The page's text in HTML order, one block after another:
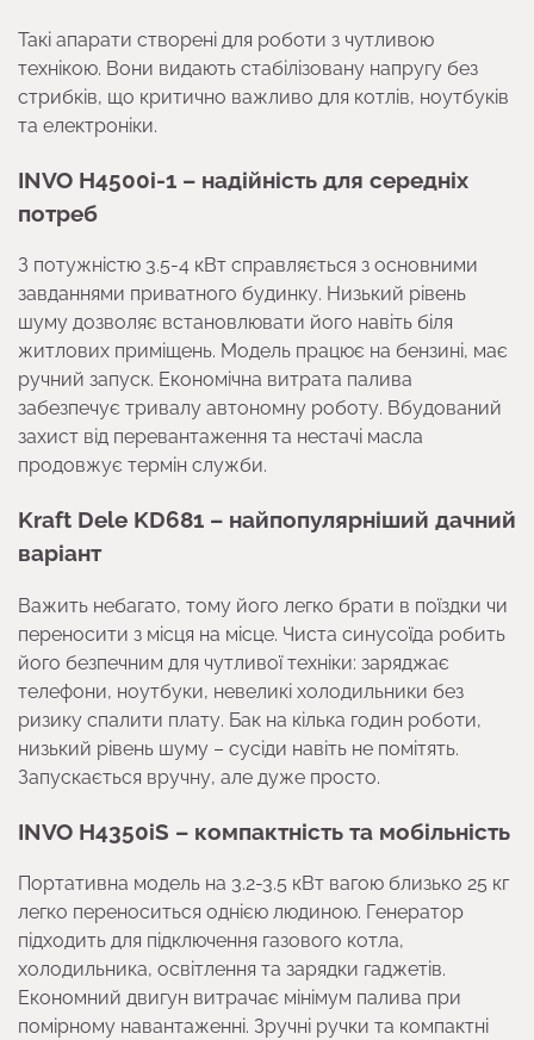
Такі апарати створені для роботи з чутливою
технікою. Вони видають стабілізовану напругу без
стрибків, що критично важливо для котлів, ноутбуків
та електроніки.
INVO H4500i-1 – надійність для середніх
потреб
З потужністю 3.5-4 кВт справляється з основними
завданнями приватного будинку. Низький рівень
шуму дозволяє встановлювати його навіть біля
житлових приміщень. Модель працює на бензині, має
ручний запуск. Економічна витрата палива
забезпечує тривалу автономну роботу. Вбудований
захист від перевантаження та нестачі масла
продовжує термін служби.
Kraft Dele KD681 – найпопулярніший дачний
варіант
Важить небагато, тому його легко брати в поїздки чи
переносити з місця на місце. Чиста синусоїда робить
його безпечним для чутливої техніки: заряджає
телефони, ноутбуки, невеликі холодильники без
ризику спалити плату. Бак на кілька годин роботи,
низький рівень шуму – сусіди навіть не помітять.
Запускається вручну, але дуже просто.
INVO Н4350iS – компактність та мобільність
Портативна модель на 3.2-3.5 кВт вагою близько 25 кг
легко переноситься однією людиною. Генератор
підходить для підключення газового котла,
холодильника, освітлення та зарядки гаджетів.
Економний двигун витрачає мінімум палива при
помірному навантаженні. Зручні ручки та компактні